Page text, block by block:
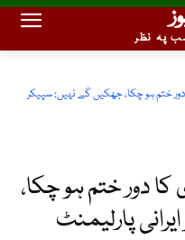
پہ نظر
ختم ہو چکا، جھکیں گے نہیں: سپیکر
دور ختم ہو چکا،
پارلیمنٹ